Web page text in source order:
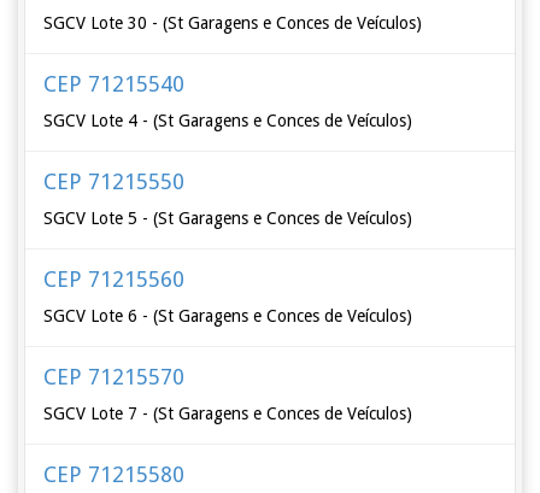
SGCV Lote 30 - (St Garagens e Conces de Veículos)
CEP 71215540
SGCV Lote 4 - (St Garagens e Conces de Veículos)
CEP 71215550
SGCV Lote 5 - (St Garagens e Conces de Veículos)
CEP 71215560
SGCV Lote 6 - (St Garagens e Conces de Veículos)
CEP 71215570
SGCV Lote 7 - (St Garagens e Conces de Veículos)
CEP 71215580